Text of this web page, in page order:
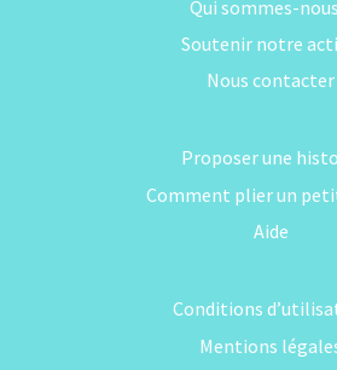
Qui sommes-
Soutenir notre
Nous contacter
Proposer une
Comment plier un
Aide
Conditions
Mentions